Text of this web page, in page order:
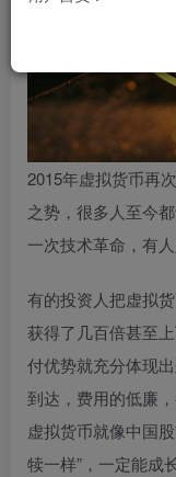
2015年虚拟货币再
之势，很多人至今
一次技术革命，有
有的投资人把虚拟
获得了几百倍甚至
付优势就充分体现
到达，费用的低廉
虚拟货币就像中国
犊一样”，一定能成